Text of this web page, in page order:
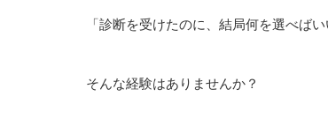
「診断を受けたのに、結局何を選べばい
そんな経験はありませんか？